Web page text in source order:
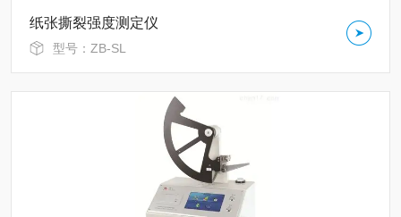
纸张撕裂强度测定仪
型号：ZB-SL